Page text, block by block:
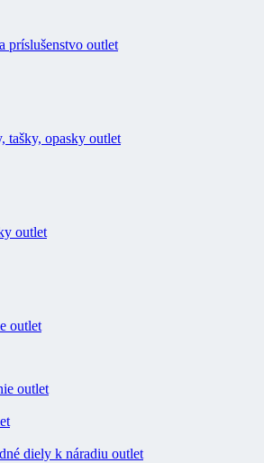
príslušenstvo outlet
tašky, opasky outlet
outlet
outlet
outlet
diely k náradiu outlet